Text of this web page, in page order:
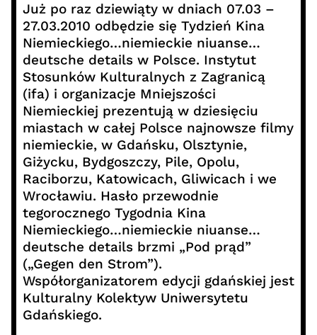
Już po raz dziewiąty w dniach 07.03 –
27.03.2010 odbędzie się Tydzień Kina
Niemieckiego…niemieckie niuanse…
deutsche details w Polsce. Instytut
Stosunków Kulturalnych z Zagranicą
(ifa) i organizacje Mniejszości
Niemieckiej prezentują w dziesięciu
miastach w całej Polsce najnowsze filmy
niemieckie, w Gdańsku, Olsztynie,
Giżycku, Bydgoszczy, Pile, Opolu,
Raciborzu, Katowicach, Gliwicach i we
Wrocławiu. Hasło przewodnie
tegorocznego Tygodnia Kina
Niemieckiego…niemieckie niuanse…
deutsche details brzmi „Pod prąd”
(„Gegen den Strom”).
Współorganizatorem edycji gdańskiej jest
Kulturalny Kolektyw Uniwersytetu
Gdańskiego.